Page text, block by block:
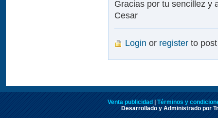
Gracias por tu sencillez y
Cesar
Login or register to
Venta publicidad | Términos y
Desarrollado y Administrado por